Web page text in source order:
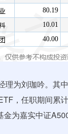
理为刘珈吟。其
，任职期间累
为嘉实中证